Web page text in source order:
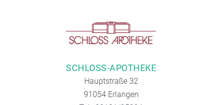
SCHLOSS-APOTHEKE
Hauptstraße 32
91054 Erlangen